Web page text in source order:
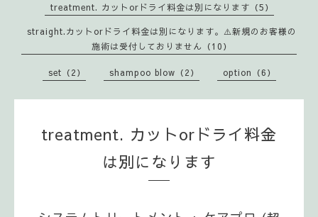
treatment. カットorドライ料金は別になります（5）
straight.カットorドライ料金は別になります。⚠️新規のお客様の
施術は受付しておりません（10）
set（2） shampoo blow（2） option（6）
treatment. カットorドライ料金
は別になります